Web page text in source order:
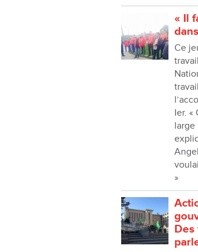
« Il
Ce
Ier.
large
»
Des